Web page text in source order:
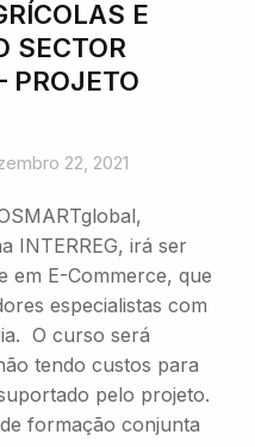
E
SECTOR
PROJETO
22, 2021
INTERREG, irá ser
em E-Commerce, que
especialistas com
O curso será
tendo custos para
pelo projeto.
formação conjunta